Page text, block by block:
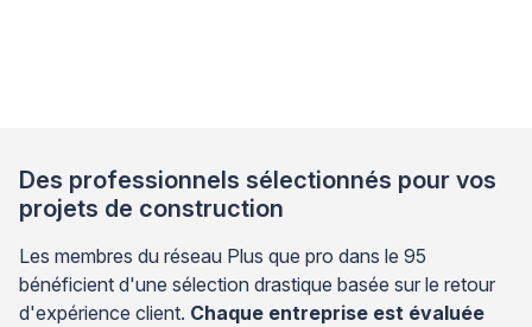
Des professionnels sélectionnés pour vos
projets de construction
Les membres du réseau Plus que pro dans le 95
bénéficient d'une sélection drastique basée sur le retour
d'expérience client. Chaque entreprise est évaluée